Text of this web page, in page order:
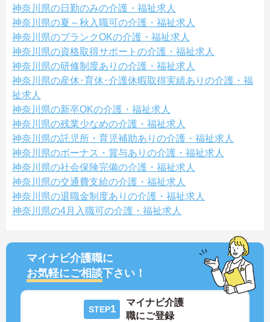
神奈川県の日勤のみの介護・福祉求人
神奈川県の夏～秋入職可の介護・福祉求人
神奈川県のブランクOKの介護・福祉求人
神奈川県の資格取得サポートの介護・福祉求人
神奈川県の研修制度ありの介護・福祉求人
神奈川県の産休･育休･介護休暇取得実績ありの介護・福
祉求人
神奈川県の新卒OKの介護・福祉求人
神奈川県の残業少なめの介護・福祉求人
神奈川県の託児所・育児補助ありの介護・福祉求人
神奈川県のボーナス・賞与ありの介護・福祉求人
神奈川県の社会保険完備の介護・福祉求人
神奈川県の交通費支給の介護・福祉求人
神奈川県の退職金制度ありの介護・福祉求人
神奈川県の4月入職可の介護・福祉求人
マイナビ介護職に
お気軽にご相談下さい！
STEP1
マイナビ介護
職にご登録